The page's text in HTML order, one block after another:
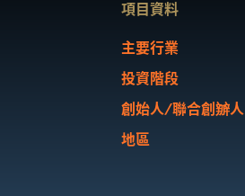
項目資料
主要行業
投資階段
創始人/聯合創辧人
地區